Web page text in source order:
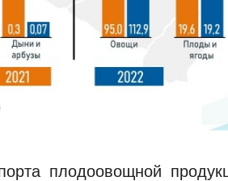
плодоовощной